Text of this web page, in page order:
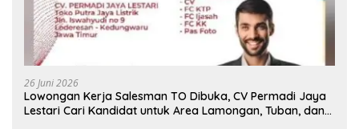
26 Juni 2026
Lowongan Kerja Salesman TO Dibuka, CV Permadi Jaya
Lestari Cari Kandidat untuk Area Lamongan, Tuban, dan